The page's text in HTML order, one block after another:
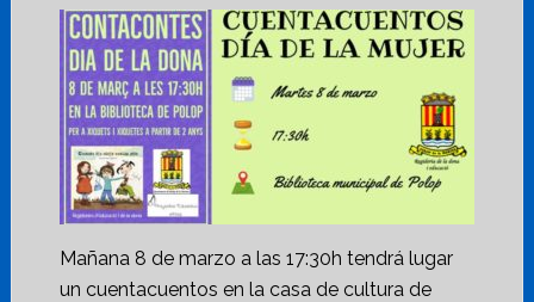
Mañana 8 de marzo a las 17:30h tendrá lugar
un cuentacuentos en la casa de cultura de